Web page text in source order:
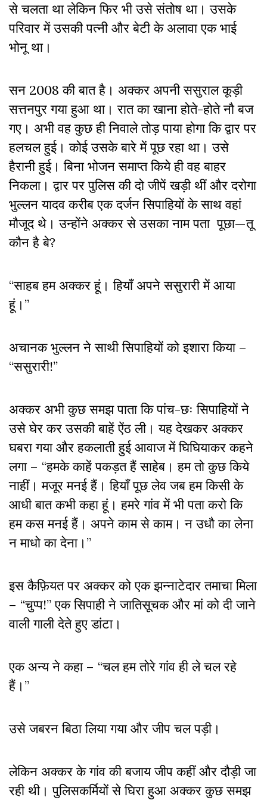
से चलता था लेकिन फिर भी उसे संतोष था। उसके
परिवार में उसकी पत्नी और बेटी के अलावा एक भाई
भोनू था।
सन 2008 की बात है। अक्कर अपनी ससुराल कूड़ी
सत्तनपुर गया हुआ था। रात का खाना होते-होते नौ बज
गए। अभी वह कुछ ही निवाले तोड़ पाया होगा कि द्वार पर
हलचल हुई। कोई उसके बारे में पूछ रहा था। उसे
हैरानी हुई। बिना भोजन समाप्त किये ही वह बाहर
निकला। द्वार पर पुलिस की दो जीपें खड़ी थीं और दरोगा
भुल्लन यादव करीब एक दर्जन सिपाहियों के साथ वहां
मौजूद थे। उन्होंने अक्कर से उसका नाम पता पूछा—तू
कौन है बे?
“साहब हम अक्कर हूं। हियाँ अपने ससुरारी में आया
हूं।”
अचानक भुल्लन ने साथी सिपाहियों को इशारा किया –
“ससुरारी!”
अक्कर अभी कुछ समझ पाता कि पांच-छः सिपाहियों ने
उसे घेर कर उसकी बाहें ऐंठ ली। यह देखकर अक्कर
घबरा गया और हकलाती हुई आवाज में घिघियाकर कहने
लगा – “हमके काहें पकड़त हैं साहेब। हम तो कुछ किये
नाहीं। मजूर मनई हैं। हियाँ पूछ लेव जब हम किसी के
आधी बात कभी कहा हूं। हमरे गांव में भी पता करो कि
हम कस मनई हैं। अपने काम से काम। न उधौ का लेना
न माधो का देना।”
इस कैफ़ियत पर अक्कर को एक झन्नाटेदार तमाचा मिला
– “चुप्प!” एक सिपाही ने जातिसूचक और मां को दी जाने
वाली गाली देते हुए डांटा।
एक अन्य ने कहा – “चल हम तोरे गांव ही ले चल रहे
हैं।”
उसे जबरन बिठा लिया गया और जीप चल पड़ी।
लेकिन अक्कर के गांव की बजाय जीप कहीं और दौड़ी जा
रही थी। पुलिसकर्मियों से घिरा हुआ अक्कर कुछ समझ